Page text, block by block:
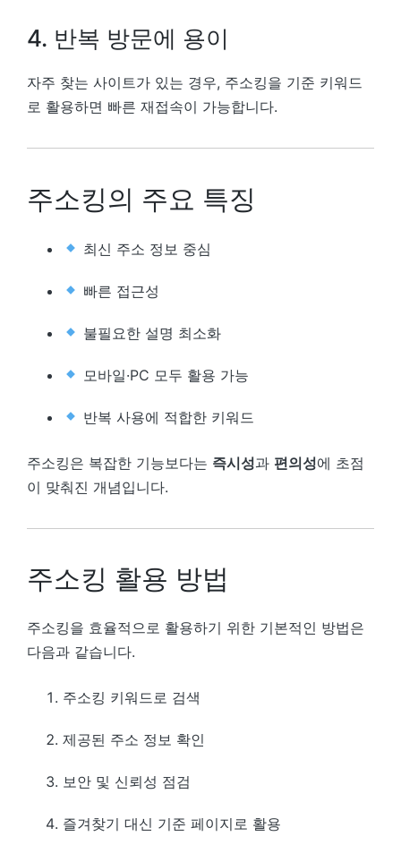
4. 반복 방문에 용이
자주 찾는 사이트가 있는 경우, 주소킹을 기준 키워드
로 활용하면 빠른 재접속이 가능합니다.
주소킹의 주요 특징
최신 주소 정보 중심
빠른 접근성
불필요한 설명 최소화
모바일·PC 모두 활용 가능
반복 사용에 적합한 키워드
주소킹은 복잡한 기능보다는 즉시성과 편의성에 초점
이 맞춰진 개념입니다.
주소킹 활용 방법
주소킹을 효율적으로 활용하기 위한 기본적인 방법은
다음과 같습니다.
주소킹 키워드로 검색
제공된 주소 정보 확인
보안 및 신뢰성 점검
즐겨찾기 대신 기준 페이지로 활용